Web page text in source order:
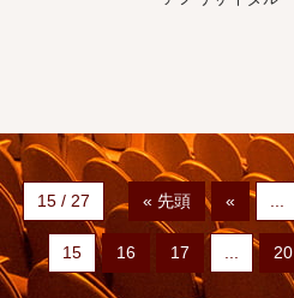
15 / 27 « 先頭 «
15 16 17 20